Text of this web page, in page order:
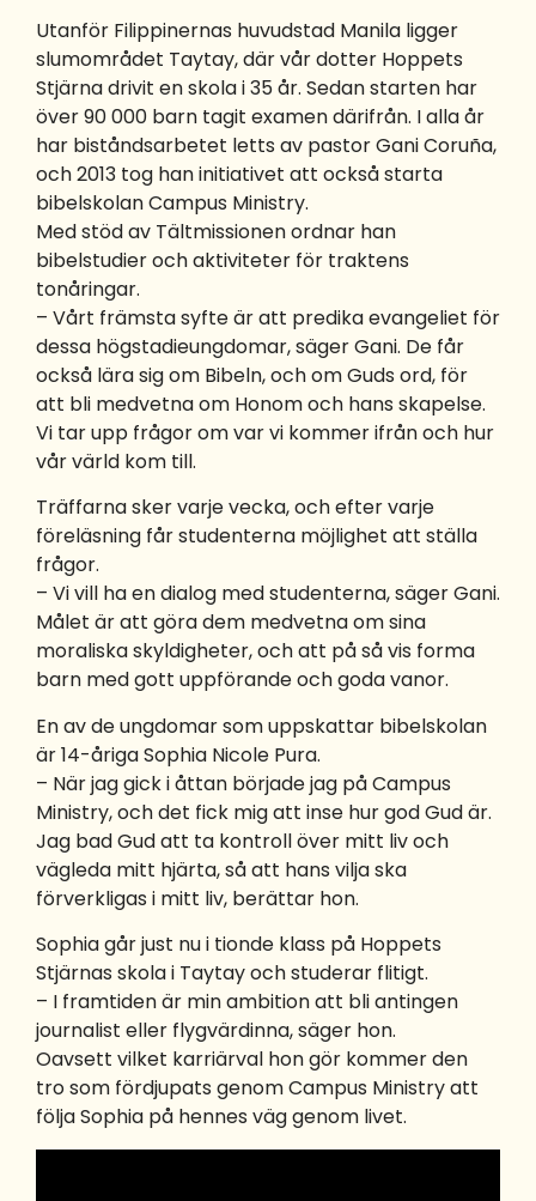
Utanför Filippinernas huvudstad Manila ligger
slumområdet Taytay, där vår dotter Hoppets
Stjärna drivit en skola i 35 år. Sedan starten har
över 90 000 barn tagit examen därifrån. I alla år
har biståndsarbetet letts av pastor Gani Coruña,
och 2013 tog han initiativet att också starta
bibelskolan Campus Ministry.
Med stöd av Tältmissionen ordnar han
bibelstudier och aktiviteter för traktens
tonåringar.
– Vårt främsta syfte är att predika evangeliet för
dessa högstadieungdomar, säger Gani. De får
också lära sig om Bibeln, och om Guds ord, för
att bli medvetna om Honom och hans skapelse.
Vi tar upp frågor om var vi kommer ifrån och hur
vår värld kom till.
Träffarna sker varje vecka, och efter varje
föreläsning får studenterna möjlighet att ställa
frågor.
– Vi vill ha en dialog med studenterna, säger Gani.
Målet är att göra dem medvetna om sina
moraliska skyldigheter, och att på så vis forma
barn med gott uppförande och goda vanor.
En av de ungdomar som uppskattar bibelskolan
är 14-åriga Sophia Nicole Pura.
– När jag gick i åttan började jag på Campus
Ministry, och det fick mig att inse hur god Gud är.
Jag bad Gud att ta kontroll över mitt liv och
vägleda mitt hjärta, så att hans vilja ska
förverkligas i mitt liv, berättar hon.
Sophia går just nu i tionde klass på Hoppets
Stjärnas skola i Taytay och studerar flitigt.
– I framtiden är min ambition att bli antingen
journalist eller flygvärdinna, säger hon.
Oavsett vilket karriärval hon gör kommer den
tro som fördjupats genom Campus Ministry att
följa Sophia på hennes väg genom livet.